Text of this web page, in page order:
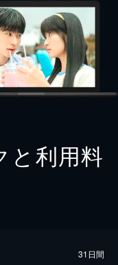
と利用料
31日間